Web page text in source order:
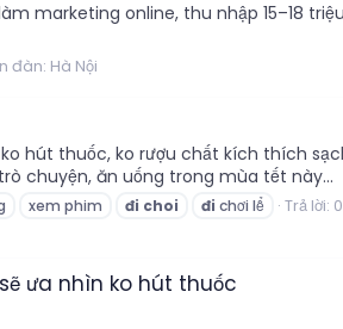
marketing online, thu nhập 15–18
đàn: Hà Nội
hút thuốc, ko rượu chất kích thích
chuyện, ăn uống trong mùa tết này...
xem phim đi choi đi chơi lể Trả lời: 0
ưa nhìn ko hút thuốc